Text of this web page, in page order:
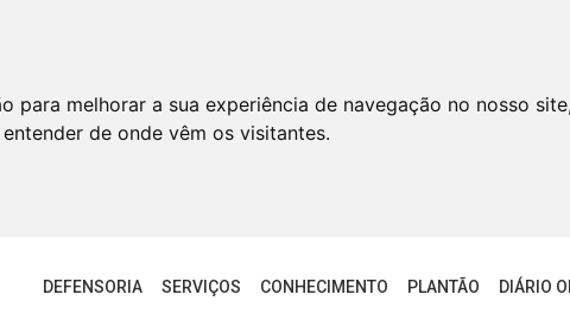
para melhorar a sua experiência de navegação no nosso
de onde vêm os visitantes.
DEFENSORIA SERVIÇOS CONHECIMENTO PLANTÃO DIÁRIO